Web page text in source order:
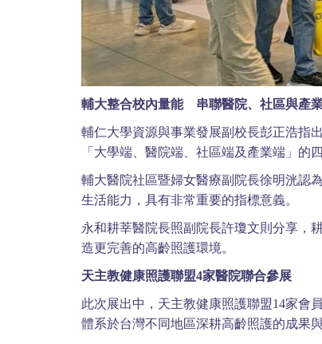
輔大整合校內量能 串聯醫院、社區與產
輔仁大學資源與事業發展副校長彭正浩指
「大學端、醫院端、社區端及產業端」的
輔大醫院社區暨婦女醫療副院長徐明洸認
生活能力，具有非常重要的指標意義。
永和耕莘醫院長照副院長許瓊文則分享，
造更完善的高齡照護環境。
天主教健康照護聯盟4家醫院聯合參展
此次展出中，天主教健康照護聯盟14家會
體系於台灣不同地區深耕高齡照護的成果與